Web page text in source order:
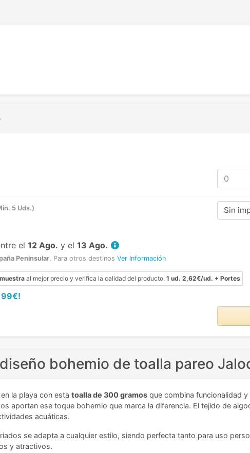
5 Uds.)
Sin
el 12 Ago. y el 13 Ago.
Peninsular. Para otros destinos Ver Información
al mejor precio y verifica la calidad del producto. 1 ud. 2,62€/ud. + Portes
99€!
bohemio de toalla pareo
la playa con esta toalla de 300 gramos que combina funcionalidad
aportan ese toque bohemio que marca la diferencia. El tejido de
acuáticas.
se adapta a cualquier estilo, siendo perfecta tanto para uso
y atractivos.